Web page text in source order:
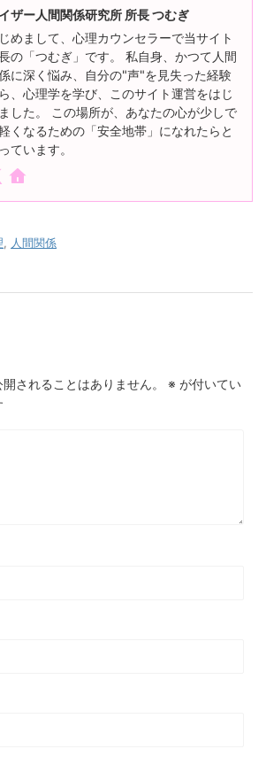
ザー人間関係研究所 所長 つむぎ
めまして、心理カウンセラーで当サイト
の「つむぎ」です。 私自身、かつて人間
に深く悩み、自分の"声"を見失った経験
、心理学を学び、このサイト運営をはじ
した。 この場所が、あなたの心が少しで
くなるための「安全地帯」になれたらと
ています。
, 人間関係
されることはありません。 ※ が付いてい